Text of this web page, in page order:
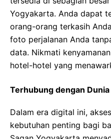
Yogyakarta. Anda dapat
orang-orang terkasih
foto perjalanan Anda
data. Nikmati
hotel-hotel yang
Terhubung dengan
Dalam era digital ini,
kebutuhan penting bagi